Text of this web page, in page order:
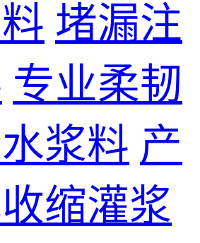
堵漏注
专业柔韧
浆料 产
缩灌浆